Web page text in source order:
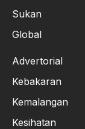
Sukan
Global
Advertorial
Kebakaran
Kemalangan
Kesihatan